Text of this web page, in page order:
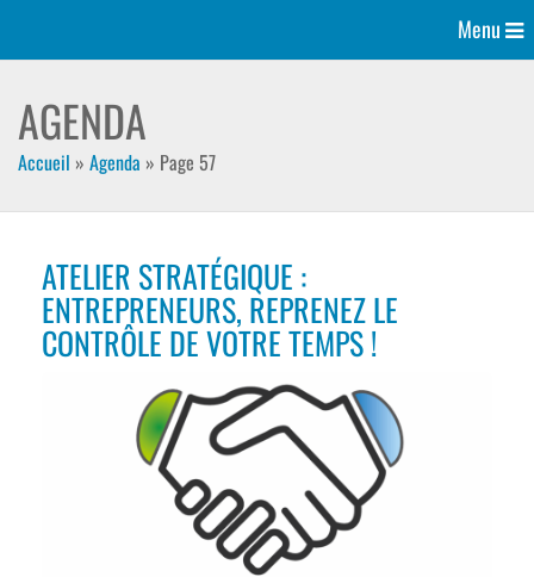
Menu
AGENDA
Accueil » Agenda » Page 57
ATELIER STRATÉGIQUE :
ENTREPRENEURS, REPRENEZ LE
CONTRÔLE DE VOTRE TEMPS !